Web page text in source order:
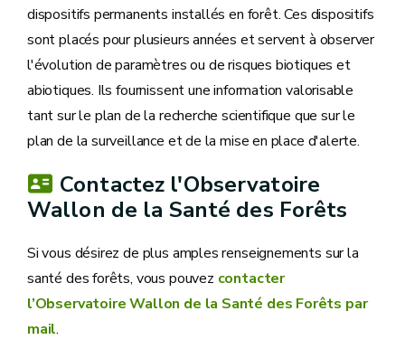
dispositifs permanents installés en forêt. Ces dispositifs
sont placés pour plusieurs années et servent à observer
l'évolution de paramètres ou de risques biotiques et
abiotiques. Ils fournissent une information valorisable
tant sur le plan de la recherche scientifique que sur le
plan de la surveillance et de la mise en place d'alerte.
Contactez l'Observatoire
Wallon de la Santé des Forêts
Si vous désirez de plus amples renseignements sur la
santé des forêts, vous pouvez contacter
l’Observatoire Wallon de la Santé des Forêts par
mail.